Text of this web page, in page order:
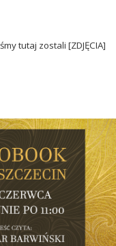
tutaj zostali [ZDJĘCIA]